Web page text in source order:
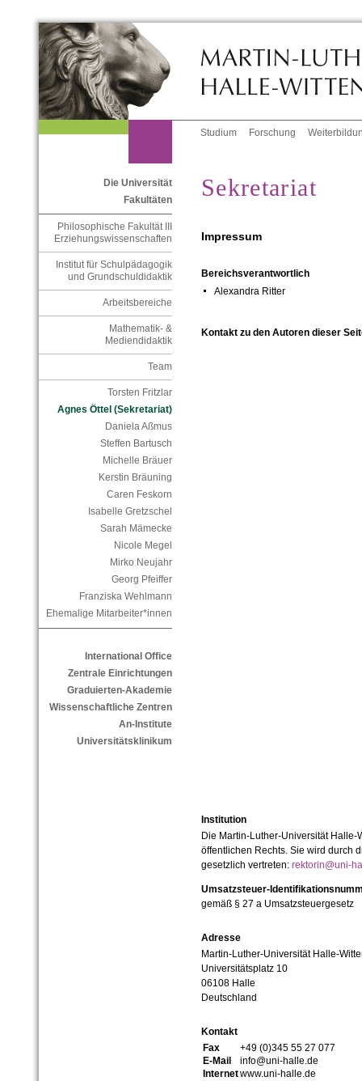
Studium Forschung
Die Universität
Fakultäten
Philosophische Fakultät III
Erziehungswissenschaften
Institut für Schulpädagogik
und Grundschuldidaktik
Arbeitsbereiche
Mathematik- &
Mediendidaktik
Team
Torsten Fritzlar
Agnes Öttel (Sekretariat)
Daniela Aßmus
Steffen Bartusch
Michelle Bräuer
Kerstin Bräuning
Caren Feskorn
Isabelle Gretzschel
Sarah Mämecke
Nicole Megel
Mirko Neujahr
Georg Pfeiffer
Franziska Wehlmann
Ehemalige Mitarbeiter*innen
International Office
Zentrale Einrichtungen
Graduierten-Akademie
Wissenschaftliche Zentren
An-Institute
Universitätsklinikum
Sekretariat
Impressum
Bereichsverantwortlich
Alexandra Ritter
Kontakt zu den Autoren dieser
Institution
Die Martin-Luther-Universität
öffentlichen Rechts. Sie wird durch
gesetzlich vertreten: rektorin@uni-
Umsatzsteuer-
gemäß § 27 a Umsatzsteuergesetz
Adresse
Martin-Luther-Universität Halle-
Universitätsplatz 10
06108 Halle
Deutschland
Kontakt
Fax
+49 (0)345 55 27 077
E-Mail
info@uni-halle.de
Internetwww.uni-halle.de